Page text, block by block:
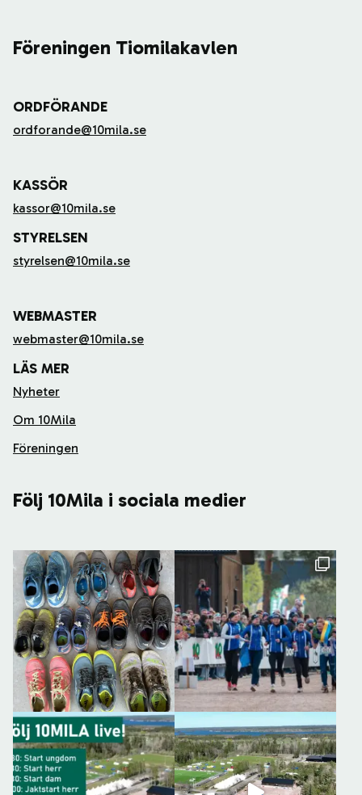
Föreningen Tiomilakavlen
ORDFÖRANDE
ordforande@10mila.se
KASSÖR
kassor@10mila.se
STYRELSEN
styrelsen@10mila.se
WEBMASTER
webmaster@10mila.se
LÄS MER
Nyheter
Om 10Mila
Föreningen
Följ 10Mila i sociala medier